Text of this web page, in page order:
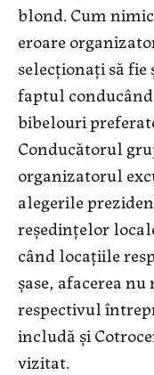
blond. Cum
eroare
selecţionaţi să fie
faptul
bibelouri
Conducătorul
organizatorul
alegerile
reşedinţelor
când locaţiile
şase, afacerea
respectivul
includă şi
vizitat.